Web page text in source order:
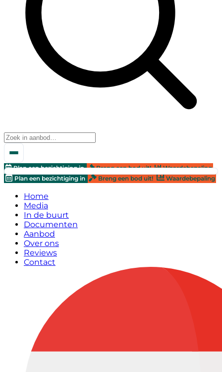
Plan een bezichtiging in Breng een bod uit!
Waardebepaling
Plan een bezichtiging in
Breng een bod uit! Waardebepaling
Home
Media
In de buurt
Documenten
Aanbod
Over ons
Reviews
Contact